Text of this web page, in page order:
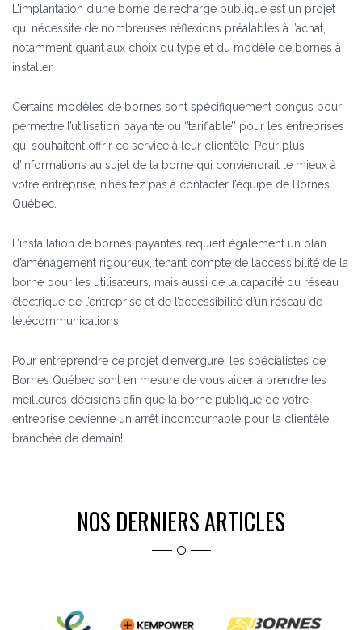
L’implantation d’une borne de recharge publique est un projet
qui nécessite de nombreuses réflexions préalables à l’achat,
notamment quant aux choix du type et du modèle de bornes à
installer.
Certains modèles de bornes sont spécifiquement conçus pour
permettre l’utilisation payante ou ‘’tarifiable’’ pour les entreprises
qui souhaitent offrir ce service à leur clientèle. Pour plus
d’informations au sujet de la borne qui conviendrait le mieux à
votre entreprise, n’hésitez pas à contacter l’équipe de Bornes
Québec.
L’installation de bornes payantes requiert également un plan
d’aménagement rigoureux, tenant compte de l’accessibilité de la
borne pour les utilisateurs, mais aussi de la capacité du réseau
électrique de l’entreprise et de l’accessibilité d’un réseau de
télécommunications.
Pour entreprendre ce projet d’envergure, les spécialistes de
Bornes Québec sont en mesure de vous aider à prendre les
meilleures décisions afin que la borne publique de votre
entreprise devienne un arrêt incontournable pour la clientèle
branchée de demain!
NOS DERNIERS ARTICLES